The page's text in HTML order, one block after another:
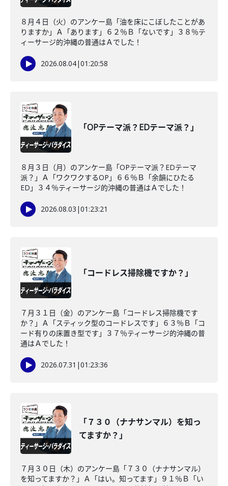
８月４日（火）のアンケー島「油を床にこぼしたことがあ
りますか」Ａ「あります」６２％Ｂ「ないです」３８％テ
ィーサージ的沖縄の普通はＡでした！
2026.08.04|01:20:58
「OPテーマ派？EDテーマ派？」
８月３日（月）のアンケー島「OPテーマ派？EDテーマ
派？」Ａ「ワクワクするOP」６６％Ｂ「余韻にひたる
ED」３４％ティーサージ的沖縄の普通はＡでした！
2026.08.03 |01:23:21
「コードレス掃除機ですか？」
７月３１日（金）のアンケー島「コードレス掃除機です
か？」Ａ「スティック型のコードレスです」６３％Ｂ「コ
ード有りの床置き型です」３７％ティーサージ的沖縄の普
通はＡでした！
2026.07.31 |01:23:36
「７３０（ナナサンマル）を知っ
てますか？」
７月３０日（木）のアンケー島「７３０（ナナサンマル）
を知ってますか？」Ａ「はい。知ってます」９１％Ｂ「い